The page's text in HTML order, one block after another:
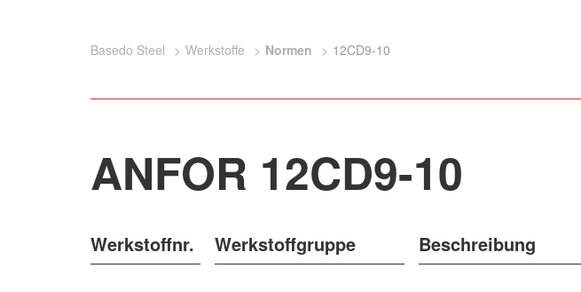
Basedo Steel Werkstoffe Normen 12CD9-10
ANFOR 12CD9-10
Werkstoffnr. Werkstoffgruppe Beschreibung